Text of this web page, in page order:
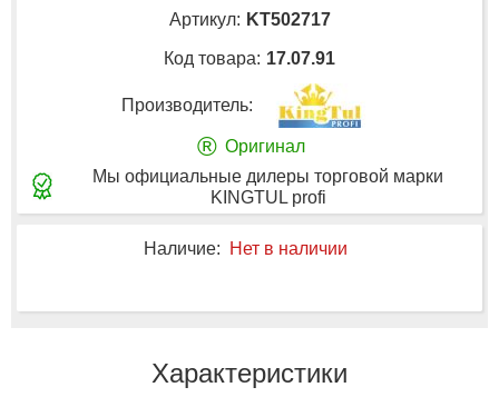
Артикул: KT502717
Код товара: 17.07.91
Производитель:
® Оригинал
Мы официальные дилеры торговой марки
KINGTUL profi
Наличие: Нет в наличии
Характеристики